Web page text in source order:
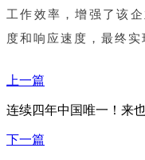
工作效率，增强了该
度和响应速度，最终实
上一篇
连续四年中国唯一！来
下一篇